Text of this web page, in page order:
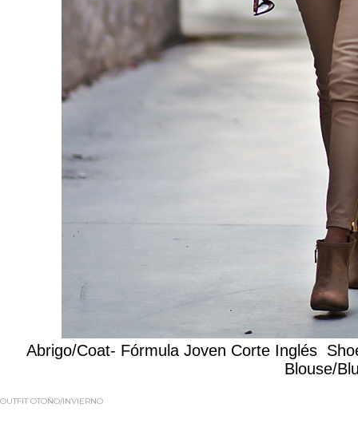
Abrigo/Coat- Fórmula Joven Corte Inglés
Blouse/
OUTFIT OTOÑO/INVIERNO